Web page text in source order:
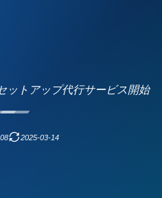
ットアップ代行サービス開始
2025-03-14